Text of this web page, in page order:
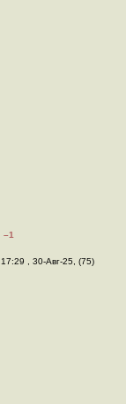
–1
, 30-Авг-25, (75)